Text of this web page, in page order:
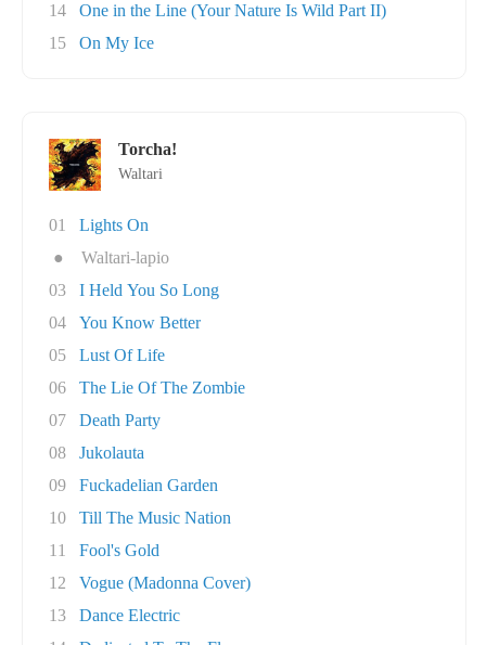
14
One in the Line (Your Nature Is Wild Part II)
15
On My Ice
Torcha!
Waltari
01
Lights On
●
Waltari-lapio
03
I Held You So Long
04
You Know Better
05
Lust Of Life
06
The Lie Of The Zombie
07
Death Party
08
Jukolauta
09
Fuckadelian Garden
10
Till The Music Nation
11
Fool's Gold
12
Vogue (Madonna Cover)
13
Dance Electric